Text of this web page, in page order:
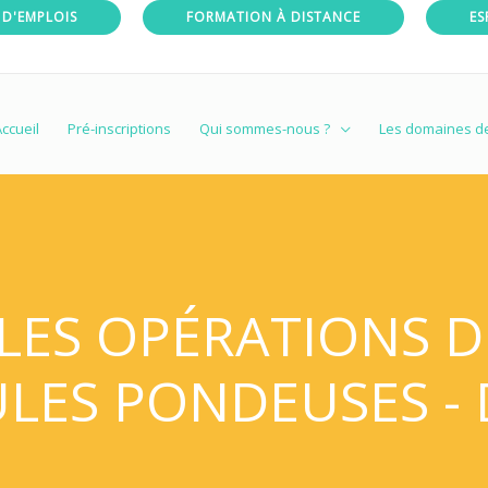
D'EMPLOIS FORMATION À DISTANCE
Pré-inscriptions Qui sommes-nous ? Les domaines
OPÉRATIONS
PONDEUSES